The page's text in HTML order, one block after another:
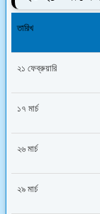
তারিখ
২১ ফেব্রুয়ারি
১৭ মার্চ
২৬ মার্চ
২৯ মার্চ